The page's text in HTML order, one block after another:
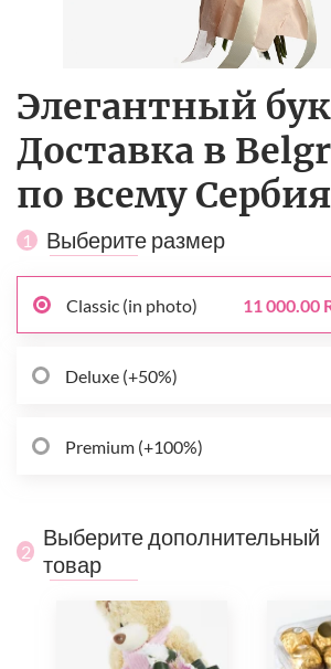
Элегантный
Доставка в
по всему Сербия
1 Выберите размер
Classic (in photo) 11 000.00
Deluxe (+50%)
Premium (+100%)
2
Выберите дополнительный
товар